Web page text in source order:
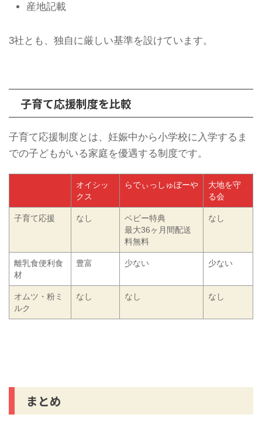
産地記載
3社とも、独自に厳しい基準を設けています。
子育て応援制度を比較
子育て応援制度とは、妊娠中から小学校に入学するま
での子どもがいる家庭を優遇する制度です。
オイシッ
クス
らでぃっしゅぼーや
大地を守
る会
子育て応援 なし
ベビー特典
最大36ヶ月間配送
料無料
なし
離乳食便利食
材
豊富 少ない 少ない
オムツ・粉ミ
ルク
なし なし なし
まとめ